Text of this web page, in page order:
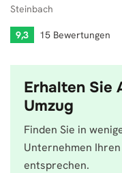
Steinbach
9,3 15 Bewertungen
Erhalten Sie
Umzug
Finden Sie in
Unternehmen
entsprechen.